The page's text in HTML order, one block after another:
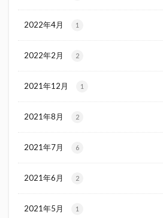
2022年4月 1
2022年2月 2
2021年12月 1
2021年8月 2
2021年7月 6
2021年6月 2
2021年5月 1